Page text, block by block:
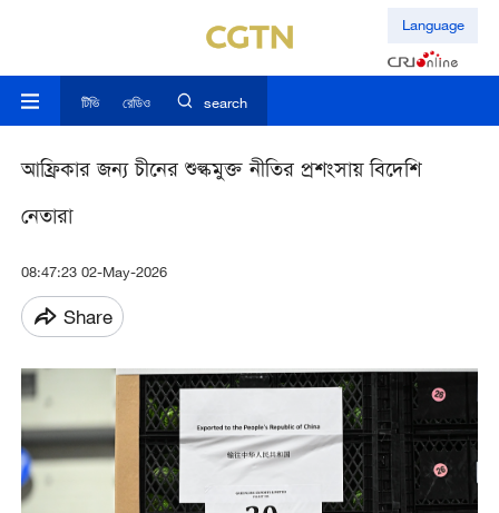
Language
টিভি রেডিও search
আফ্রিকার জন্য চীনের শুল্কমুক্ত নীতির প্রশংসায় বিদেশি
নেতারা
08:47:23 02-May-2026
Share